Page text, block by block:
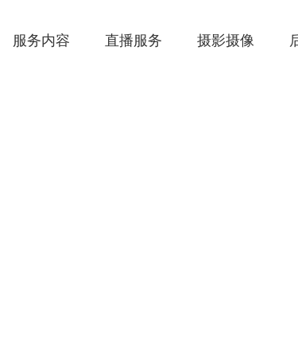
服务内容 直播服务 摄影摄像